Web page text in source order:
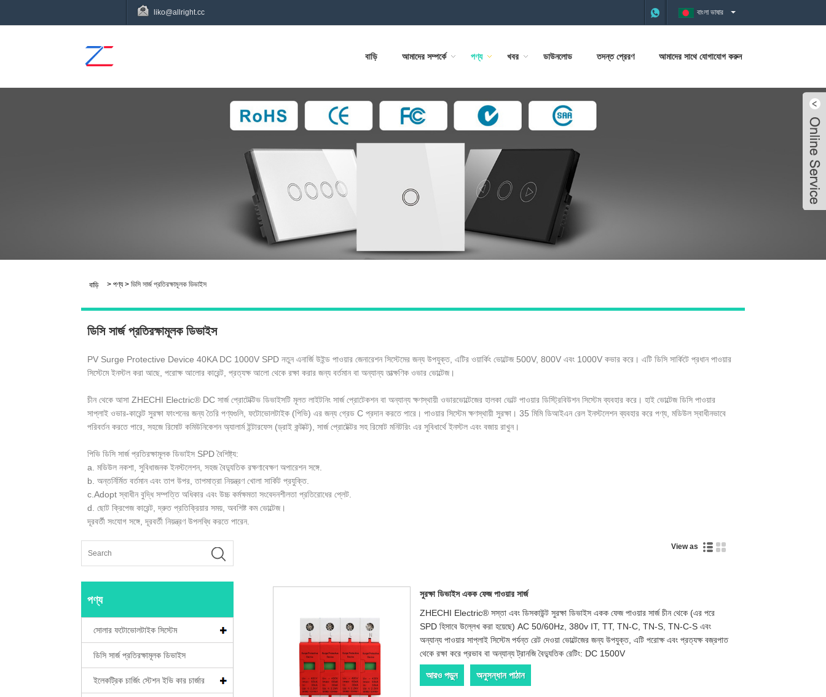
liko@allright.cc বাংলা ভাষার
বাড়ি আমাদের সম্পর্কে পণ্য খবর ডাউনলোড তদন্ত প্রেরণ আমাদের সাথে যোগাযোগ করুন
বাড়ি > পণ্য> ডিসি সার্জ প্রতিরক্ষামূলক ডিভাইস
ডিসি সার্জ প্রতিরক্ষামূলক ডিভাইস
PV Surge Protective Device 40KA DC 1000V SPD নতুন এনার্জি উইন্ড পাওয়ার জেনারেশন সিস্টেমের জন্য উপযুক্ত, এটির ওয়ার্কিং ভোল্টেজ 500V, 800V এবং 1000V কভার করে। এটি ডিসি সার্কিটে প্রধান পাওয়ার
সিস্টেমে ইনস্টল করা আছে, পরোক্ষ আলোর কারেন্ট, প্রত্যক্ষ আলো থেকে রক্ষা করার জন্য বর্তমান বা অন্যান্য তাত্ক্ষণিক ওভার ভোল্টেজ।
চীন থেকে আসা ZHECHI Electric® DC সার্জ প্রোটেক্টিভ ডিভাইসটি মূলত লাইটনিং সার্জ প্রোটেকশন বা অন্যান্য ক্ষণস্থায়ী ওভারভোল্টেজের হালকা ভোল্ট পাওয়ার ডিস্ট্রিবিউশন সিস্টেম ব্যবহার করে। হাই ভোল্টেজ ডিসি পাওয়ার
সাপ্লাই ওভার-কারেন্ট সুরক্ষা ফাংশনের জন্য তৈরি পণ্যগুলি, ফটোভোলটাইক (পিভি) এর জন্য গ্রেড C প্রদান করতে পারে। পাওয়ার সিস্টেম ক্ষণস্থায়ী সুরক্ষা। 35 মিমি ডিআইএন রেল ইনস্টলেশন ব্যবহার করে পণ্য, মডিউল স্বাধীনভাবে
পরিবর্তন করতে পারে, সহজে রিমোট কমিউনিকেশন অ্যালার্ম ইন্টারফেস (ড্রাই কন্টাক্ট), সার্জ প্রোটেক্টর সহ রিমোট মনিটরিং এর সুবিধার্থে ইনস্টল এবং বজায় রাখুন।
পিভি ডিসি সার্জ প্রতিরক্ষামূলক ডিভাইস SPD বৈশিষ্ট্য:
a. মডিউল নকশা, সুবিধাজনক ইনস্টলেশন, সহজ বৈদ্যুতিক রক্ষণাবেক্ষণ অপারেশন সঙ্গে.
b. অন্তর্নির্মিত বর্তমান এবং তাপ উপর, তাপমাত্রা নিয়ন্ত্রণ খোলা সার্কিট প্রযুক্তি.
c.Adopt স্বাধীন বুদ্ধি সম্পত্তি অধিকার এবং উচ্চ কর্মক্ষমতা সংবেদনশীলতা প্রতিরোধের প্লেট.
d. ছোট ক্রিপেজ কারেন্ট, দ্রুত প্রতিক্রিয়ার সময়, অবশিষ্ট কম ভোল্টেজ।
দূরবর্তী সংযোগ সঙ্গে, দূরবর্তী নিয়ন্ত্রণ উপলব্ধি করতে পারেন.
পণ্য
সোলার ফটোভোলটাইক সিস্টেম
ডিসি সার্জ প্রতিরক্ষামূলক ডিভাইস
ইলেকট্রিক চার্জিং স্টেশন ইভি কার চার্জার
View as
সুরক্ষা ডিভাইস একক ফেজ পাওয়ার সার্জ
ZHECHI Electric® সস্তা এবং ডিসকাউন্ট সুরক্ষা ডিভাইস একক ফেজ পাওয়ার সার্জ চীন থেকে (এর পরে
SPD হিসাবে উল্লেখ করা হয়েছে) AC 50/60Hz, 380v IT, TT, TN-C, TN-S, TN-C-S এবং
অন্যান্য পাওয়ার সাপ্লাই সিস্টেম পর্যন্ত রেট দেওয়া ভোল্টেজের জন্য উপযুক্ত, এটি পরোক্ষ এবং প্রত্যক্ষ বজ্রপাত
থেকে রক্ষা করে প্রভাব বা অন্যান্য ট্রানজি বৈদ্যুতিক রেটিং: DC 1500V
আরও পড়ুন অনুসন্ধান পাঠান